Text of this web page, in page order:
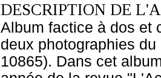
DESCRIPTION DE
Album factice à dos et
deux photographies
10865). Dans cet